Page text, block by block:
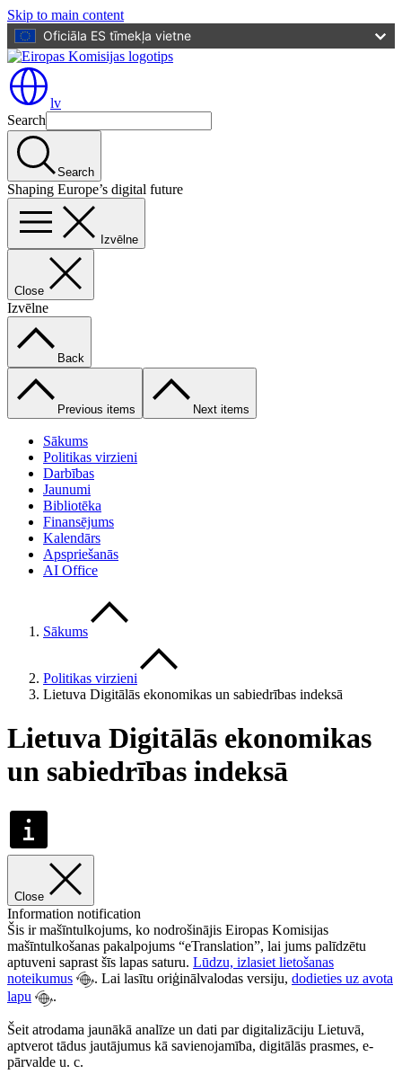
Skip to main content
Oficiāla ES tīmekļa vietne
lv
Search
Search
Shaping Europe’s digital future
Izvēlne
Close
Izvēlne
Back
Previous items Next items
Sākums
Politikas virzieni
Darbības
Jaunumi
Bibliotēka
Finansējums
Kalendārs
Apspriešanās
AI Office
Sākums
Politikas virzieni
Lietuva Digitālās ekonomikas un sabiedrības indeksā
Lietuva Digitālās ekonomikas
un sabiedrības indeksā
Close
Information notification
Šis ir mašīntulkojums, ko nodrošinājis Eiropas Komisijas
mašīntulkošanas pakalpojums “eTranslation”, lai jums palīdzētu
aptuveni saprast šīs lapas saturu. Lūdzu, izlasiet lietošanas
noteikumus
. Lai lasītu oriģinālvalodas versiju, dodieties uz avota
lapu
.
Šeit atrodama jaunākā analīze un dati par digitalizāciju Lietuvā,
aptverot tādus jautājumus kā savienojamība, digitālās prasmes, e-
pārvalde u. c.